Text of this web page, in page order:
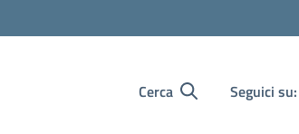
Cerca Seguici su: